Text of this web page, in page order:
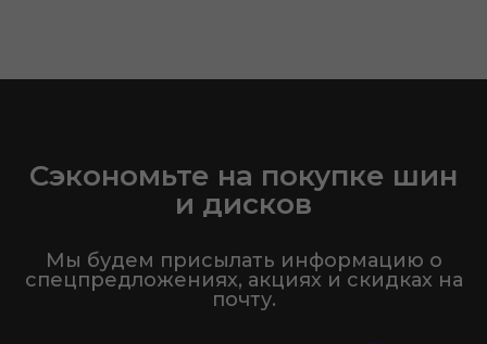
Сэкономьте на покупке шин
и дисков
Мы будем присылать информацию о
спецпредложениях, акциях и скидках на
почту.